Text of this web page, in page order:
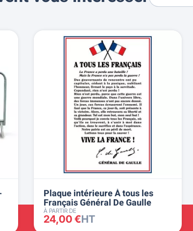
Plaque intérieure À tous les
Français Général De Gaulle
À PARTIR DE
24,00 €HT